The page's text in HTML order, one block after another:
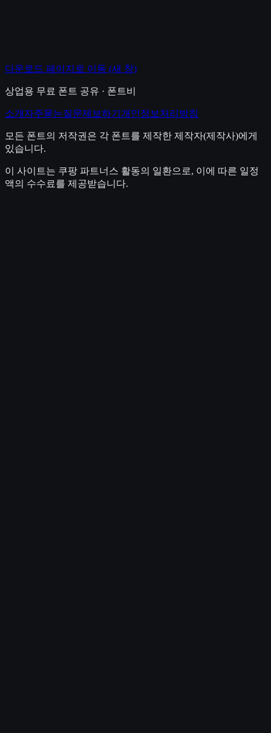
다운로드 페이지로 이동 (새 창)
상업용 무료 폰트 공유 · 폰트비
소개 자주묻는질문제보하기 개인정보처리방침
모든 폰트의 저작권은 각 폰트를 제작한 제작자(제작사)에게
있습니다.
이 사이트는 쿠팡 파트너스 활동의 일환으로, 이에 따른 일정
액의 수수료를 제공받습니다.